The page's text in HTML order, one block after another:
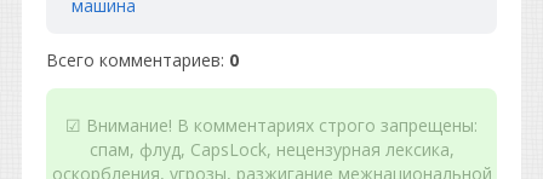
машина
Всего комментариев: 0
☑ Внимание! В комментариях строго запрещены:
спам, флуд, CapsLock, нецензурная лексика,
оскорбления, угрозы, разжигание межнациональной